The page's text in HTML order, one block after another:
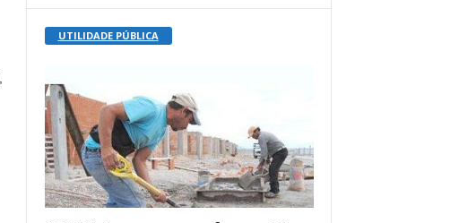
UTILIDADE PÚBLICA